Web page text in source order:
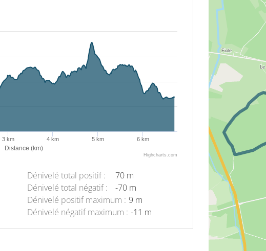
Distance (km)
3 km 4 km 5 km 6 km
Highcharts.com
Dénivelé total positif :
70 m
Dénivelé total négatif :
-70 m
Dénivelé positif maximum : 9 m
Dénivelé négatif maximum : -11 m